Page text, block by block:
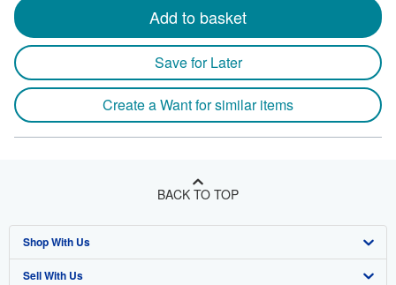
Add to basket
Save for Later
Create a Want for similar items
BACK TO TOP
Shop With Us
Advanced Search
Sell With Us